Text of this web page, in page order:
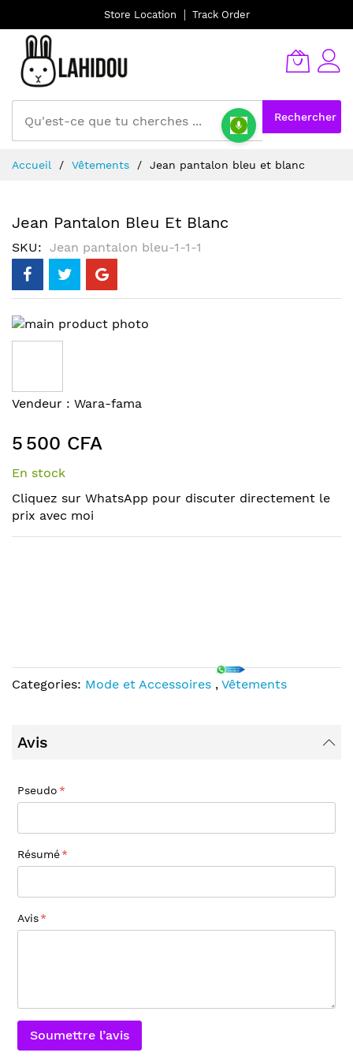
Store Location Track Order
Rechercher
au
Accueil Vêtements Jean pantalon bleu et blanc
Jean Pantalon Bleu Et Blanc
SKU Jean pantalon bleu-1-1-1
Skip
to
of
the
gallery
Skip
the
beginning
of
images
gallery
Vendeur : Wara-fama
5 500 CFA
En stock
Cliquez sur WhatsApp pour discuter directement le
prix avec moi
Categories: Mode et Accessoires , Vêtements
Avis
Pseudo
Résumé
Avis
Soumettre l’avis